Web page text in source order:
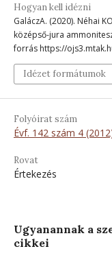
Hogyan kell idézni
GaláczA. (2020). Néhai
középső-jura
forrás https://
Idézet formátumok
Folyóirat szám
Évf. 142 szám 4
Rovat
Értekezés
Ugyanannak a
cikkei